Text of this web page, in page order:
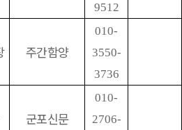
9512
주간함양
010-
3550-
3736
군포신문
010-
2706-